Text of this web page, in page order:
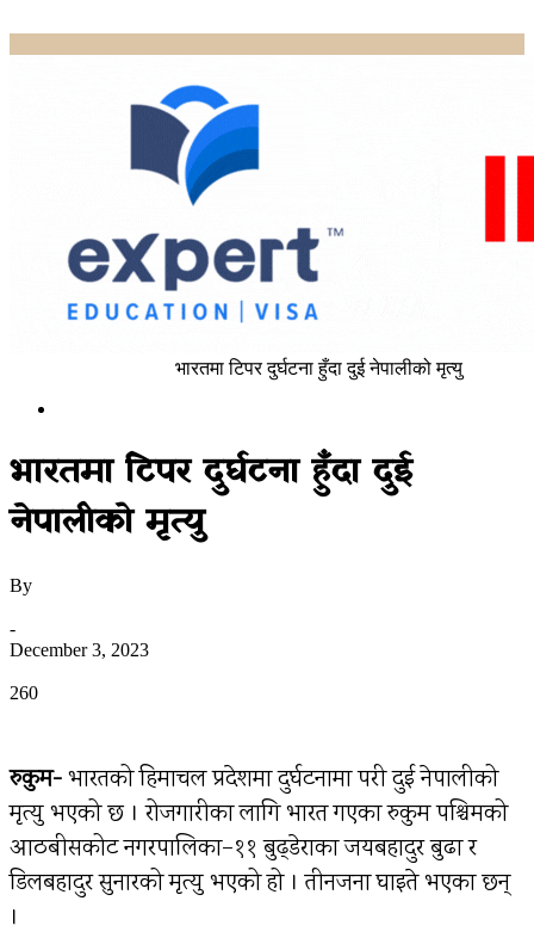
भारतमा टिपर दुर्घटना हुँदा दुई नेपालीको मृत्यु
भारतमा टिपर दुर्घटना हुँदा दुई
नेपालीको मृत्यु
By
-
December 3, 2023
260
रुकुम-भारतको हिमाचल प्रदेशमा दुर्घटनामा परी दुई नेपालीको
मृत्यु भएको छ । रोजगारीका लागि भारत गएका रुकुम पश्चिमको
आठबीसकोट नगरपालिका–११ बुढ्डेराका जयबहादुर बुढा र
डिलबहादुर सुनारको मृत्यु भएको हो । तीनजना घाइते भएका छन्
।